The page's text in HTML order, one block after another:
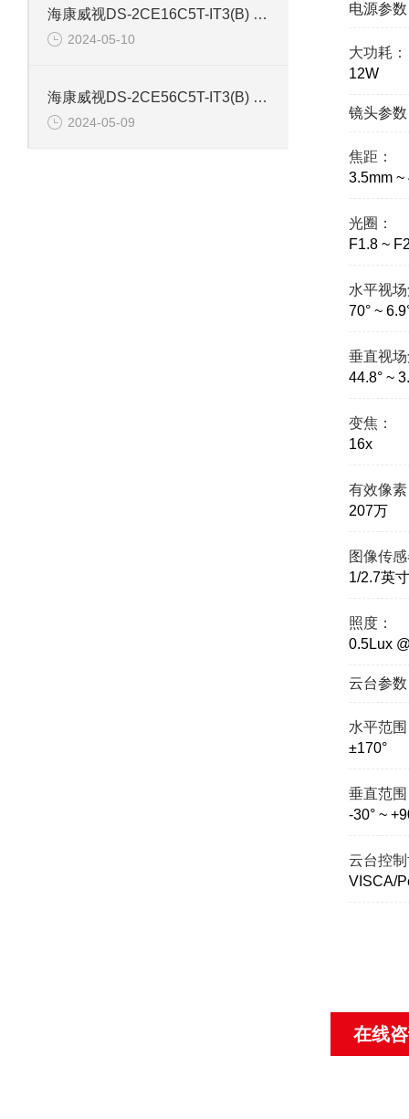
海康威视DS-2CE16C5T-IT3(B) 130万红外防水同轴摄像机
2024-05-10
海康威视DS-2CE56C5T-IT3(B) 130万像素红外半球摄像机
2024-05-09
电源参数
大功耗：
12W
镜头参数
焦距：
3.5mm ~
光圈：
F1.8 ~
水平视
70° ~
垂直视
44.8° ~
变焦：
16x
有效像
207万
图像传
1/2.7英
照度：
0.5Lux
云台参数
水平范
±170°
垂直范
-30° ~
云台控
VISCA/
在线